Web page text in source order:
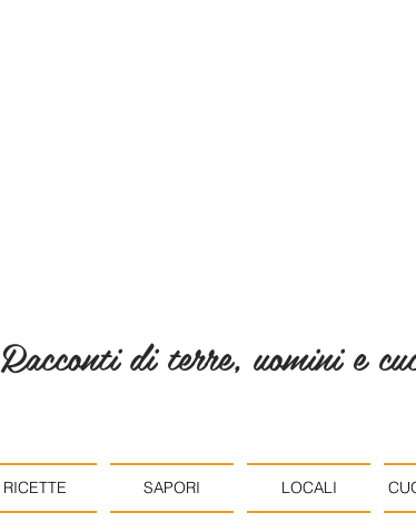
Racconti di terre, uomini e
RICETTE SAPORI LOCALI